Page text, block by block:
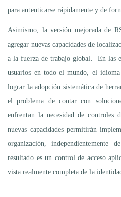
para autenticarse rápidamente y de
Asimismo, la versión mejorada de
agregar nuevas capacidades de
a la fuerza de trabajo global. En las
usuarios en todo el mundo, el
lograr la adopción sistemática de
el problema de contar con
enfrentan la necesidad de controles
nuevas capacidades permitirán
organización,
resultado es un control de acceso
vista realmente completa de la